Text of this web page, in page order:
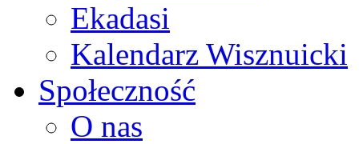
Ekadasi
Kalendarz Wisznuicki
Społeczność
O nas